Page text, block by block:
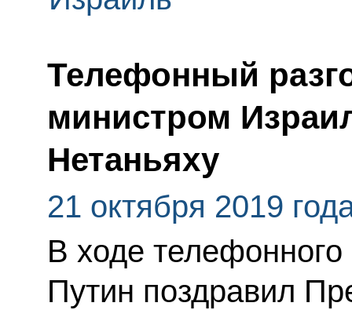
Телефонный
министром
Нетаньяху
21 октября 2019
В ходе
Путин поздравил